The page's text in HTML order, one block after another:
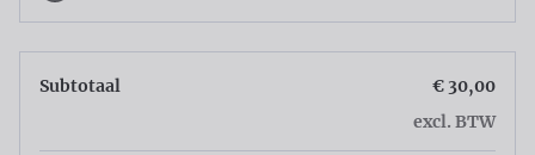
Subtotaal
€ 30,00
excl. BTW